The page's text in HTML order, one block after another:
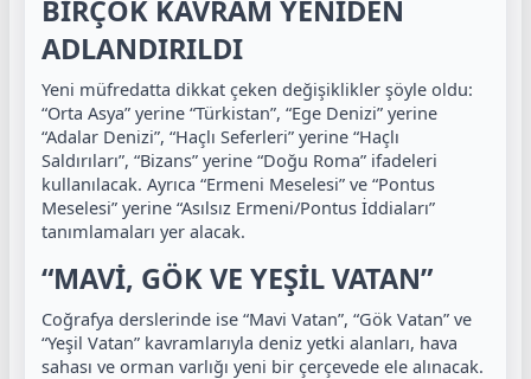
BİRÇOK KAVRAM YENİDEN
ADLANDIRILDI
Yeni müfredatta dikkat çeken değişiklikler şöyle oldu:
“Orta Asya” yerine “Türkistan”, “Ege Denizi” yerine
“Adalar Denizi”, “Haçlı Seferleri” yerine “Haçlı
Saldırıları”, “Bizans” yerine “Doğu Roma” ifadeleri
kullanılacak. Ayrıca “Ermeni Meselesi” ve “Pontus
Meselesi” yerine “Asılsız Ermeni/Pontus İddiaları”
tanımlamaları yer alacak.
“MAVİ, GÖK VE YEŞİL VATAN”
Coğrafya derslerinde ise “Mavi Vatan”, “Gök Vatan” ve
“Yeşil Vatan” kavramlarıyla deniz yetki alanları, hava
sahası ve orman varlığı yeni bir çerçevede ele alınacak.